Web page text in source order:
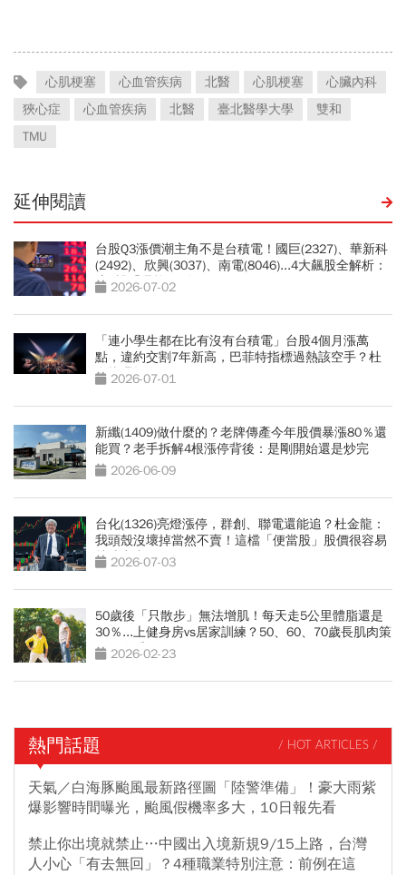
心肌梗塞 心血管疾病 北醫 心肌梗塞
心臟內科
狹心症
心血管疾病 北醫 臺北醫學大學
雙和
TMU
延伸閱讀
台股Q3漲價潮主角不是台積電！國巨(2327)、華新科
(2492)、欣興(3037)、南電(8046)...4大飆股全解析：
這2檔「還能旺4年」
2026-07-02
「連小學生都在比有沒有台積電」台股4個月漲萬
點，違約交割7年新高，巴菲特指標過熱該空手？杜
金龍曝操作
2026-07-01
新纖(1409)做什麼的？老牌傳產今年股價暴漲80％還
能買？老手拆解4根漲停背後：是剛開始還是炒完
了？2026-06-09
台化(1326)亮燈漲停，群創、聯電還能追？杜金龍：
我頭殼沒壞掉當然不賣！這檔「便當股」股價很容易
就噴出去了
2026-07-03
50歲後「只散步」無法增肌！每天走5公里體脂還是
30％...上健身房vs居家訓練？50、60、70歲長肌肉策
略一次看
2026-02-23
熱門話題 / HOT ARTICLES /
天氣／白海豚颱風最新路徑圖「陸警準備」！豪大雨紫
爆影響時間曝光，颱風假機率多大，10日報先看
禁止你出境就禁止…中國出入境新規9/15上路，台灣
人小心「有去無回」？4種職業特別注意：前例在這